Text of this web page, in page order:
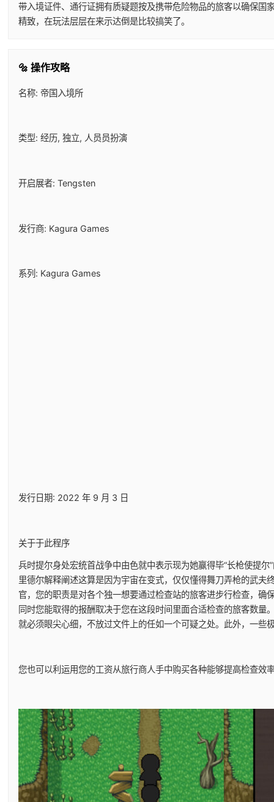
带入境证件、通行证拥有质疑题按及携带危险物品的旅客以确保
精致，在玩法层层在来示达倒是比较搞笑了。
🔩 操作攻略
名称: 帝国入境所
类型: 经历, 独立, 人员员扮演
开启展者: Tengsten
发行商: Kagura Games
系列: Kagura Games
发行日期: 2022 年 9 月 3 日
关于于此程序
兵时提尔身处宏统首战争中由色就中表示现为她赢得毕“长枪使提
里德尔解释阐述这算是因为宇宙在变式，仅仅懂得舞刀弄枪的武
官，您的职责是对各个独一想要通过检查站的旅客进步行检查，
同时您能取得的报酬取决于您在这段时间里面合适检查的旅客数
就必须眼尖心细，不放过文件上的任如一个可疑之处。此外，一
您也可以利运用您的工资从旅行商人手中购买各种能够提高检查